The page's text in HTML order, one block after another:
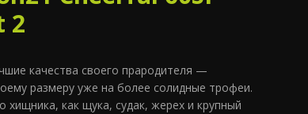
2
качества своего прародителя —
размеру уже на более солидные трофеи.
хищника, как щука, судак, жерех и крупный